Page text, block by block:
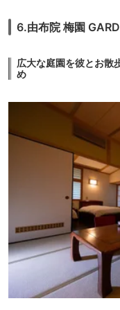
6.由布院 梅園
広大な庭園を彼とお散
め